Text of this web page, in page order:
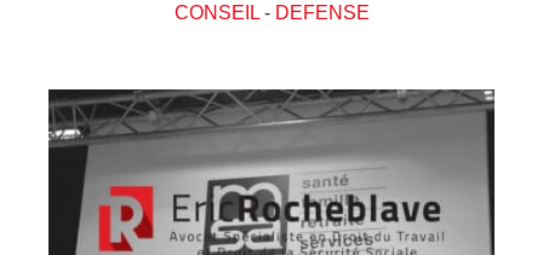
CONSEIL- DEFENSE